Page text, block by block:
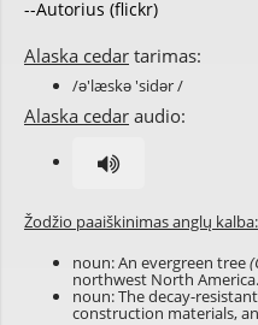
--Autorius (flickr)
Alaska cedar tarimas:
/ə'læskə 'sidər /
Alaska cedar audio:
Žodžio paaiškinimas anglų kalba:
noun: An evergreen tree
northwest North
noun: The decay-
construction materials,